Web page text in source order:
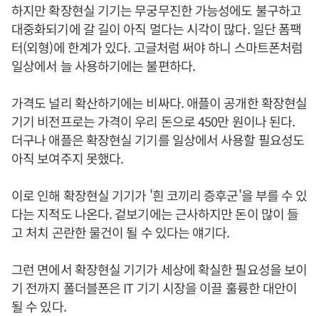
하지만 확장현실 기기는 무궁무진한 가능성에도 불구하고
대중화되기에 갈 길이 아직 멀다는 시각이 많다. 일단 폼팩
터(외형)에 한계가 있다. 고글처럼 써야 하니 스마트폰처럼
일상에서 늘 사용하기에는 불편하다.
가격도 널리 확산하기에는 비싸다. 애플이 공개한 확장현실
기기 비전프로는 가격이 우리 돈으로 450만 원이나 된다.
더구나 애플은 확장현실 기기를 일상에서 사용할 필요성도
아직 보여주지 못했다.
이로 인해 확장현실 기기가 '흰 코끼리 증후군'을 부를 수 있
다는 지적도 나온다. 겉보기에는 근사하지만 돈이 많이 들
고 처치 곤란한 물건이 될 수 있다는 얘기다.
그런 면에서 확장현실 기기가 세상에 확실한 필요성을 보이
기 전까지 폴더블폰은 IT 기기 시장을 이끌 훌륭한 대안이
될 수 있다.